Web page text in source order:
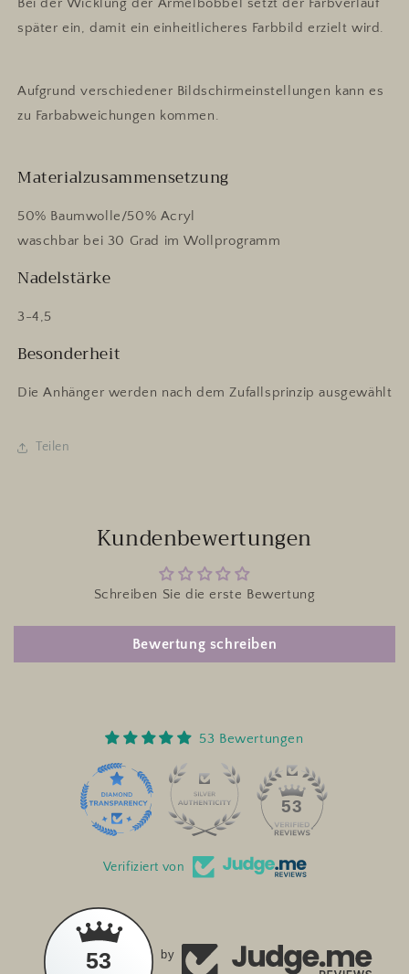
später ein, damit ein einheitlicheres Farbbild erzielt wird.
Aufgrund verschiedener Bildschirmeinstellungen kann es
zu Farbabweichungen kommen.
Materialzusammensetzung
50% Baumwolle/50% Acryl
waschbar bei 30 Grad im Wollprogramm
Nadelstärke
3-4,5
Besonderheit
Die Anhänger werden nach dem Zufallsprinzip ausgewählt
Teilen
Kundenbewertungen
Schreiben Sie die erste Bewertung
Bewertung schreiben
53 Bewertungen
53
Verifiziert von
53 by